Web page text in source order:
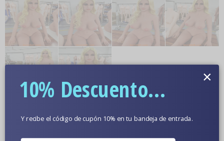
Más información
Color De Piel Opcional
10% Descuento...
Y recibe el código de cupón 10% en tu bandeja de entrada.
×